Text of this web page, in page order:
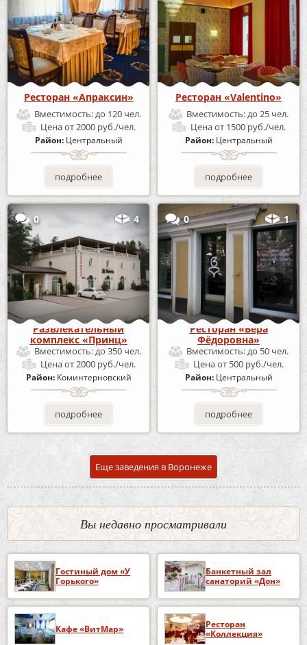
Ресторан «Апраксин»
Вместимость:до 120 чел.
Ценаот 2000 руб./чел.
Район: Центральный
подробнее
Ресторан «Valentino»
Вместимость:до 25 чел.
Ценаот 1500 руб./чел.
Район: Центральный
подробнее
0 4
Развлекательный
комплекс «Принц»
Вместимость:до 350 чел.
Ценаот 2000 руб./чел.
Район: Коминтерновский
подробнее
0 1
Ресторан «Вера
Фёдоровна»
Вместимость:до 50 чел.
Ценаот 500 руб./чел.
Район: Центральный
подробнее
Еще заведения в Воронеже
Вы недавно просматривали
Гостиный дом «У
Горького»
Банкетный зал
санаторий «Дон»
Кафе «ВитМар»
Ресторан
«Коллекция»